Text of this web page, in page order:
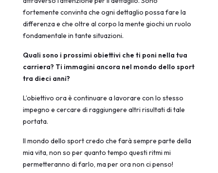
fortemente convinta che ogni dettaglio possa fare la
differenza e che oltre al corpo la mente giochi un ruolo
fondamentale in tante situazioni.
Quali sono i prossimi obiettivi che ti poni nella tua
carriera? Ti immagini ancora nel mondo dello sport
tra dieci anni?
L’obiettivo ora è continuare a lavorare con lo stesso
impegno e cercare di raggiungere altri risultati di tale
portata.
Il mondo dello sport credo che farà sempre parte della
mia vita, non so per quanto tempo questi ritmi mi
permetteranno di farlo, ma per ora non ci penso!